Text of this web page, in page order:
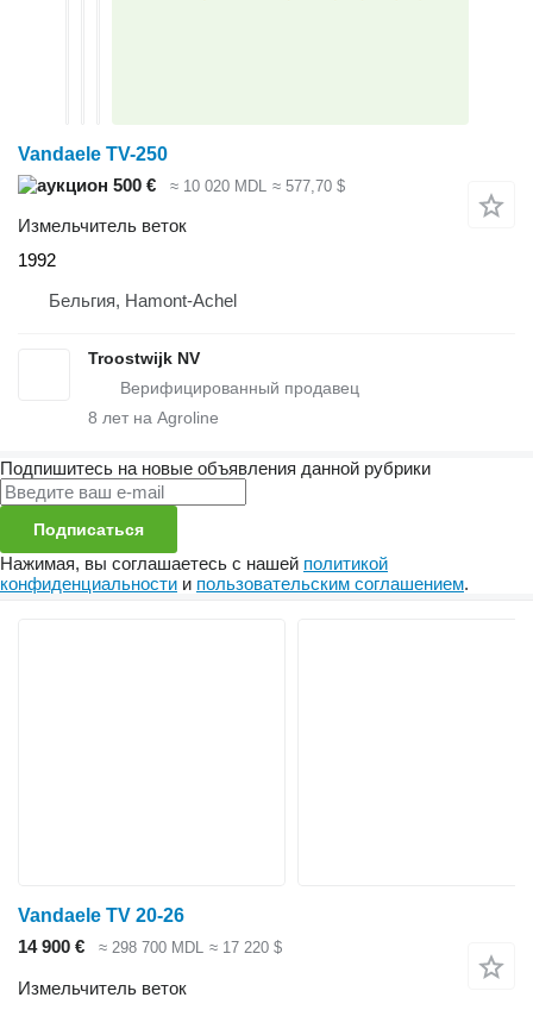
Vandaele TV-250
500 €
≈ 10 020 MDL ≈ 577,70 $
Измельчитель веток
1992
Бельгия, Hamont-Achel
Troostwijk NV
8 лет на Agroline
Подпишитесь на новые объявления данной рубрики
Подписаться
Нажимая, вы соглашаетесь с нашей политикой
конфиденциальности и пользовательским соглашением.
Vandaele TV 20-26
14 900 €
≈ 298 700 MDL ≈ 17 220 $
Измельчитель веток